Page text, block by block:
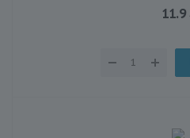
11.9